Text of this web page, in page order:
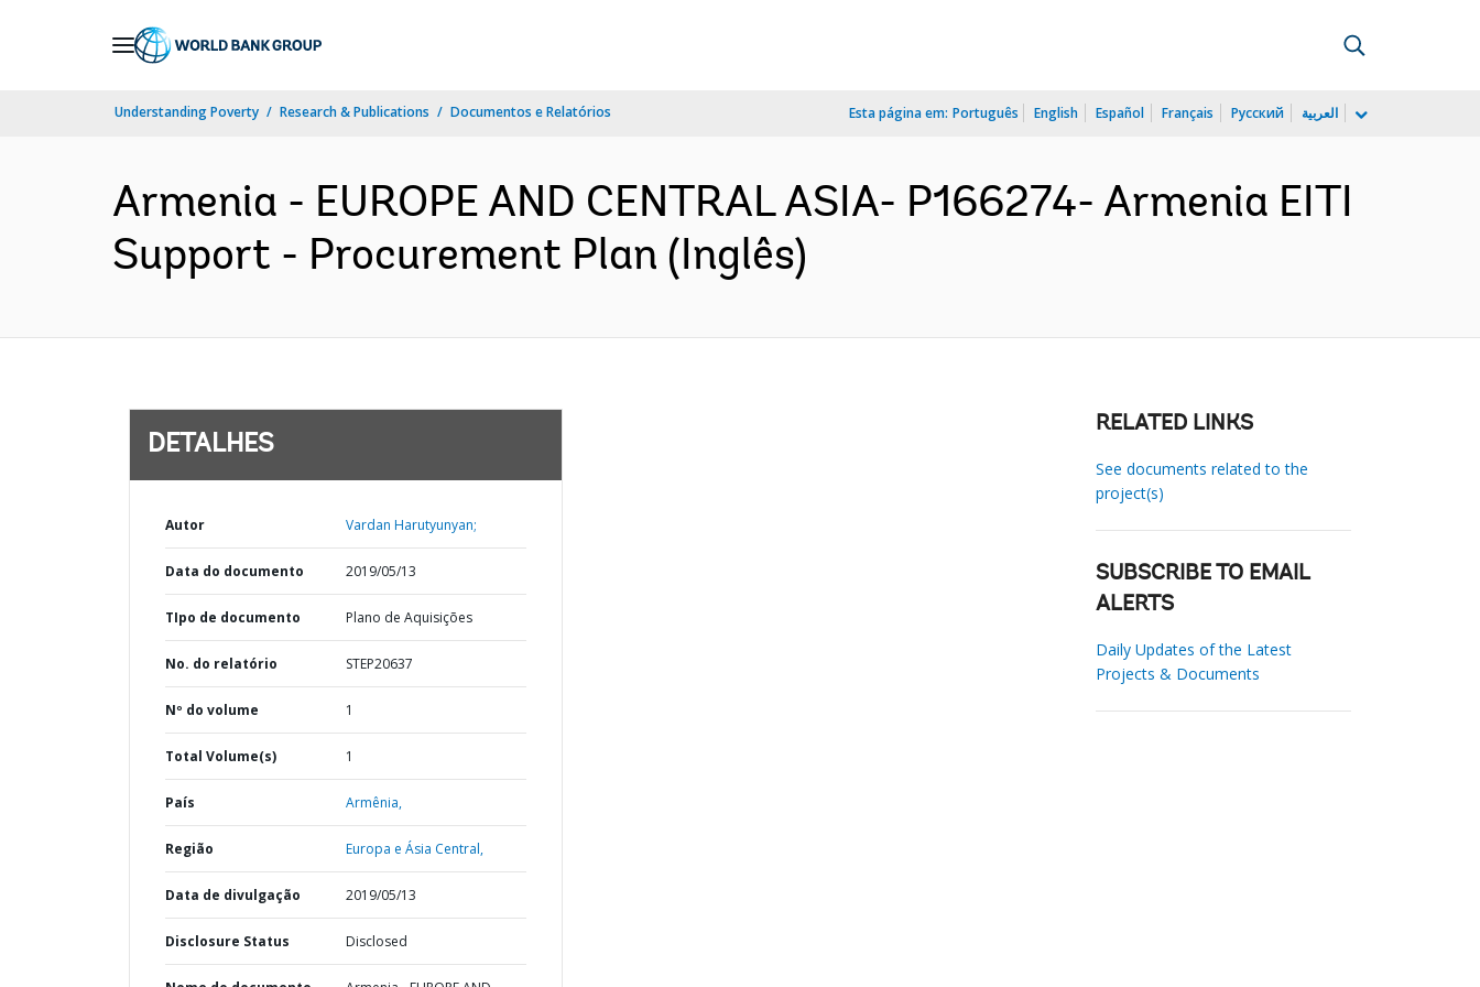
Understanding Poverty Research & Publications Documentos e Relatórios Esta página em: Português English Español Français Русский العربية
Armenia - EUROPE AND CENTRAL ASIA- P166274- Armenia EITI
Support - Procurement Plan (Inglês)
DETALHES
Autor Vardan Harutyunyan;
Data do documento 2019/05/13
TIpo de documento Plano de Aquisições
No. do relatório STEP20637
Nº do volume 1
Total Volume(s) 1
País Armênia,
Região Europa e Ásia Central,
Data de divulgação 2019/05/13
Disclosure Status Disclosed
RELATED LINKS
See documents related to the
project(s)
SUBSCRIBE TO EMAIL
ALERTS
Daily Updates of the Latest
Projects & Documents